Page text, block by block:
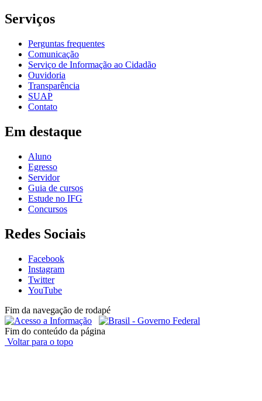
Serviços
Perguntas frequentes
Comunicação
Serviço de Informação ao Cidadão
Ouvidoria
Transparência
SUAP
Contato
Em destaque
Aluno
Egresso
Servidor
Guia de cursos
Estude no IFG
Concursos
Redes Sociais
Facebook
Instagram
Twitter
YouTube
Fim da navegação de rodapé
Fim do conteúdo da página
Voltar para o topo